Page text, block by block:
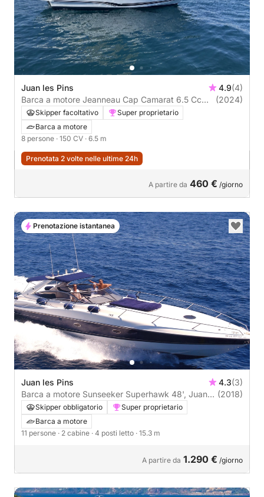
Juan les Pins 4.9(4)
Barca a motore Jeanneau Cap Camarat 6.5 Cc
150CV
(2024)
Skipper facoltativo
Super proprietario
Barca a motore
8 persone · 150 CV · 6.5 m
Prenotata 2 volte nelle ultime 24h
A partire da 460 € /giorno
Juan les Pins 4.3(3)
Barca a motore Sunseeker Superhawk 48', Juan
les Pins, 15 mètres 900CV
(2018)
Skipper obbligatorio
Super proprietario
Barca a motore
11 persone · 2 cabine · 4 posti letto · 15.3 m
A partire da 1.290 € /giorno
Prenotazione istantanea